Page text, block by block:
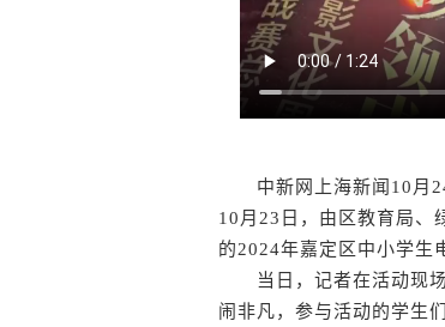
中新网上海新闻10月24
10月23日，由区教育局、
的2024年嘉定区中小学生
当日，记者在活动现场
闹非凡，参与活动的学生